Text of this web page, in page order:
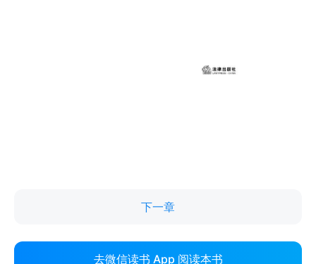
下一章
去微信读书 App 阅读本书